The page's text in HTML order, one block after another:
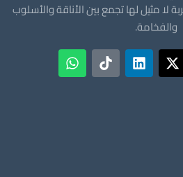
لا مثيل لها تجمع بين الأناقة والأسلوب
والفخامة.